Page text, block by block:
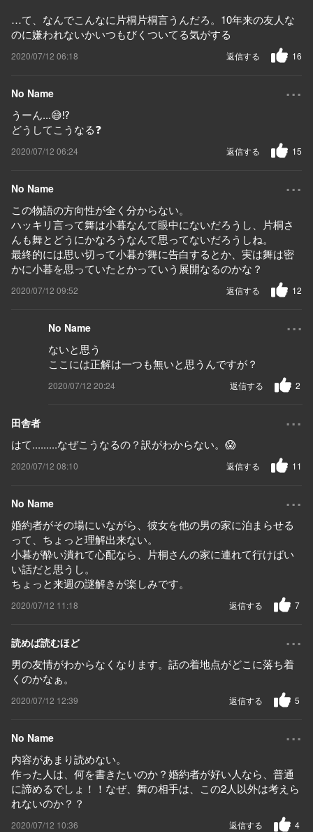
…て、なんでこんなに片桐片桐言うんだろ。10年来の友人な
のに嫌われないかいつもびくついてる気がする
2020/07/12 06:18 16
返信する
No Name ...
うーん...😅⁉️
どうしてこうなる❓
2020/07/12 06:24 15
返信する
No Name ...
この物語の方向性が全く分からない。
ハッキリ言って舞は小暮なんて眼中にないだろうし、片桐さ
んも舞とどうにかなろうなんて思ってないだろうしね。
最終的には思い切って小暮が舞に告白するとか、実は舞は密
かに小暮を思っていたとかっていう展開なるのかな？
2020/07/12 09:52 12
返信する
No Name ...
ないと思う
ここには正解は一つも無いと思うんですが？
2020/07/12 20:24 2
返信する
田舎者 ...
はて.........なぜこうなるの？訳がわからない。😱
2020/07/12 08:10 11
返信する
No Name ...
婚約者がその場にいながら、彼女を他の男の家に泊まらせる
って、ちょっと理解出来ない。
小暮が酔い潰れて心配なら、片桐さんの家に連れて行けばい
い話だと思うし。
ちょっと来週の謎解きが楽しみです。
2020/07/12 11:18 7
返信する
読めば読むほど ...
男の友情がわからなくなります。話の着地点がどこに落ち着
くのかなぁ。
2020/07/12 12:39 5
返信する
No Name ...
内容があまり読めない。
作った人は、何を書きたいのか？婚約者が好い人なら、普通
に諦めるでしょ！！なぜ、舞の相手は、この2人以外は考えら
れないのか？？
2020/07/12 10:36 4
返信する